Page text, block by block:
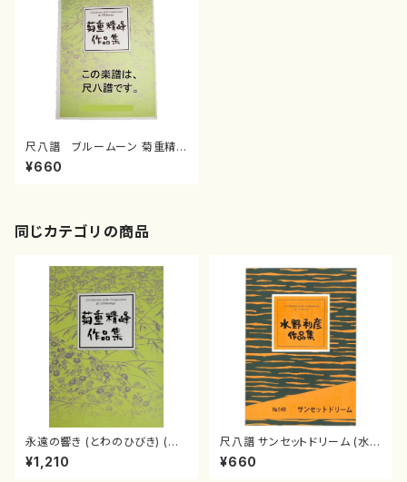
尺八譜 ブルームーン 菊重精
峰菊重精峰/楽譜）
¥660
同じカテゴリの商品
永遠の響き (とわのひびき) (菊
重精峰/楽譜）
¥1,210
尺八譜 サンセットドリーム (水野
利彦/楽譜）
¥660